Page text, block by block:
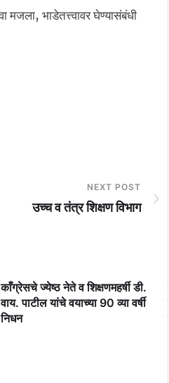
मजला, भाडेतत्त्वावर घेण्यासंबंधी
NEXT POST
उच्च व तंत्र शिक्षण विभाग
काँग्रेसचे ज्येष्ठ नेते व शिक्षणमहर्षी डी.
वाय. पाटील यांचे वयाच्या 90 व्या वर्षी
निधन